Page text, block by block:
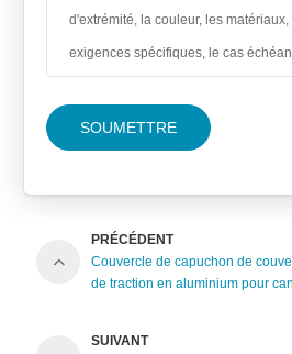
SOUMETTRE
PRÉCÉDENT
Couvercle de capuchon de
de traction en aluminium pour
SUIVANT